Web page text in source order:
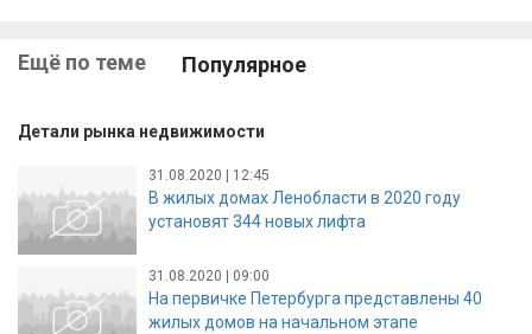
Ещё по теме Популярное
Детали рынка недвижимости
31.08.2020 | 12:45
В жилых домах Ленобласти в 2020 году
установят 344 новых лифта
31.08.2020 | 09:00
На первичке Петербурга представлены 40
жилых домов на начальном этапе